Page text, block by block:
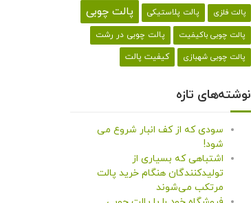
پالت فلزی پالت پلاستیکی پالت چوبی
پالت چوبی باکیفیت
پالت چوبی در رشت
پالت چوبی شهبازی
کیفیت پالت
نوشته‌های تازه
سودی که از کف انبار شروع می
شود!
اشتباهی که بسیاری از
تولیدکنندگان هنگام خرید پالت
مرتکب می‌شوند